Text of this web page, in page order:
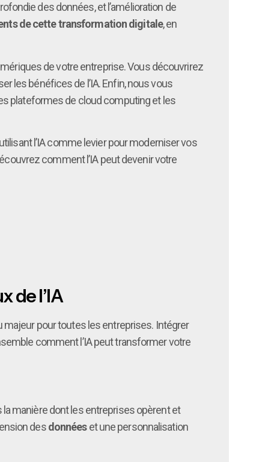
des données, et l’amélioration de
de cette transformation digitale, en
de votre entreprise. Vous découvrirez
les bénéfices de l’IA. Enfin, nous vous
plateformes de cloud computing et les
l’IA comme levier pour moderniser vos
comment l’IA peut devenir votre
de l’IA
majeur pour toutes les entreprises. Intégrer
comment l’IA peut transformer votre
la manière dont les entreprises opèrent et
desdonnéeset une personnalisation